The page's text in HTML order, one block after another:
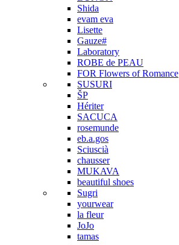
Shida
evam eva
Lisette
Gauze#
Laboratory
ROBE de PEAU
FOR Flowers of Romance
SUSURI
ŠP
Hériter
SACUCA
rosemunde
eb.a.gos
Sciuscià
chausser
MUKAVA
beautiful shoes
Sugri
yourwear
la fleur
JoJo
tamas